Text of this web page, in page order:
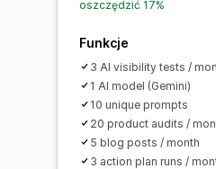
oszczędzić 17%
Funkcje
3 AI visibility tests /
1 AI model (Gemini)
10 unique prompts
20 product audits /
5 blog posts / month
3 action plan runs /